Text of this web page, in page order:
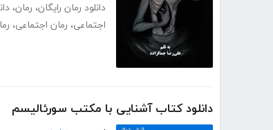
دانلود رمان رایگان، رمان،
اجتماعی، رمان اجتماعی،
دانلود کتاب آشنایی با مکتب سورئالیسم